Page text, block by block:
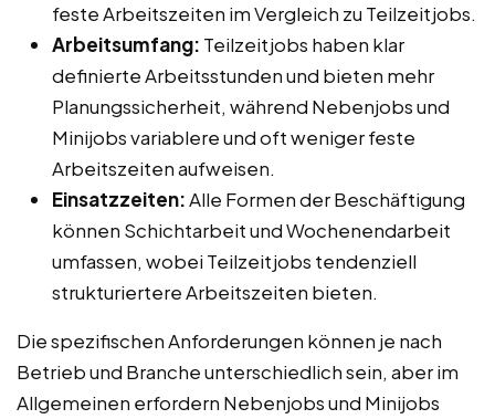
feste Arbeitszeiten im Vergleich zu Teilzeitjobs.
Arbeitsumfang: Teilzeitjobs haben klar
definierte Arbeitsstunden und bieten mehr
Planungssicherheit, während Nebenjobs und
Minijobs variablere und oft weniger feste
Arbeitszeiten aufweisen.
Einsatzzeiten:Alle Formen der Beschäftigung
können Schichtarbeit und Wochenendarbeit
umfassen, wobei Teilzeitjobs tendenziell
strukturiertere Arbeitszeiten bieten.
Die spezifischen Anforderungen können je nach
Betrieb und Branche unterschiedlich sein, aber im
Allgemeinen erfordern Nebenjobs und Minijobs